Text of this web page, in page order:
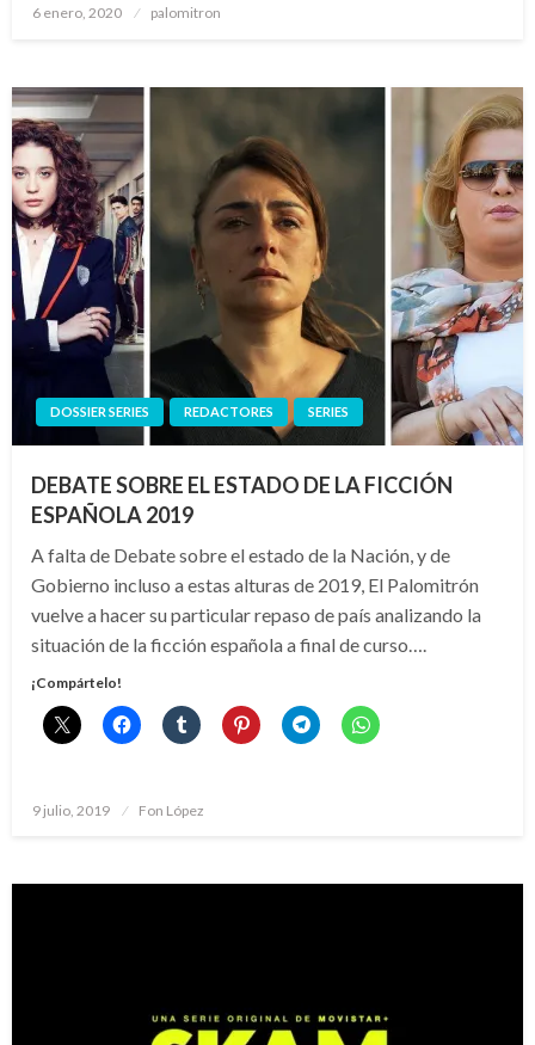
Publicado
6 enero, 2020 palomitron
DOSSIER SERIES REDACTORES SERIES
DEBATE SOBRE EL ESTADO DE LA FICCIÓN
ESPAÑOLA 2019
A falta de Debate sobre el estado de la Nación, y de
Gobierno incluso a estas alturas de 2019, El Palomitrón
vuelve a hacer su particular repaso de país analizando la
situación de la ficción española a final de curso….
¡Compártelo!
Publicado
9 julio, 2019 Fon López